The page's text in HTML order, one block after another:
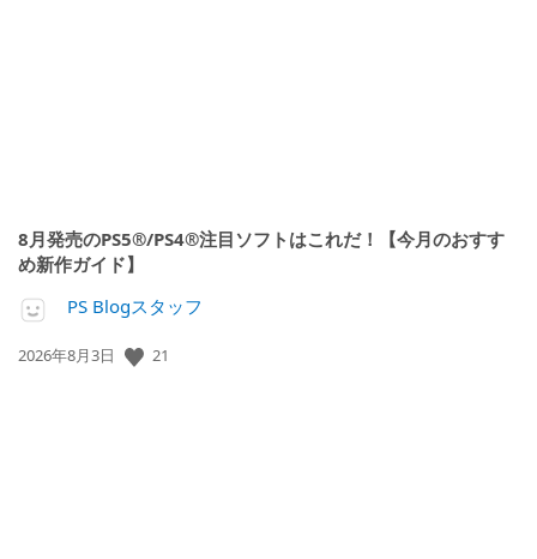
8月発売のPS5®/PS4®注目ソフトはこれだ！【今月のおすす
め新作ガイド】
PS Blogスタッフ
公
2026年8月3日 21